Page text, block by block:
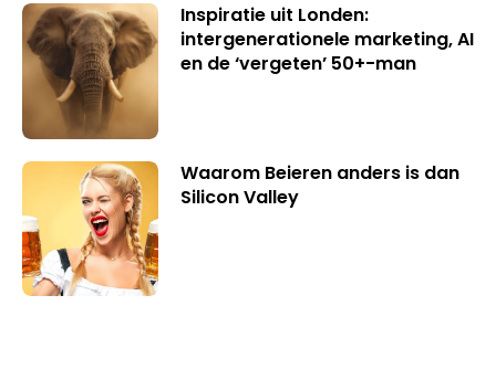
Inspiratie uit Londen:
intergenerationele marketing, AI
en de ‘vergeten’ 50+-man
Waarom Beieren anders is dan
Silicon Valley